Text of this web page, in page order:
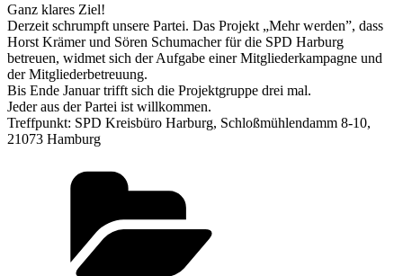
Ganz klares Ziel!
Derzeit schrumpft unsere Partei. Das Projekt „Mehr werden”, dass
Horst Krämer und Sören Schumacher für die SPD Harburg
betreuen, widmet sich der Aufgabe einer Mitgliederkampagne und
der Mitgliederbetreuung.
Bis Ende Januar trifft sich die Projektgruppe drei mal.
Jeder aus der Partei ist willkommen.
Treffpunkt: SPD Kreisbüro Harburg, Schloßmühlendamm 8-10,
21073 Hamburg